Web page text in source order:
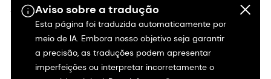
Aviso sobre a tradução
Esta página foi traduzida automaticamente por
meio de IA. Embora nosso objetivo seja garantir
a precisão, as traduções podem apresentar
imperfeições ou interpretar incorretamente o
Shares & ADRs
Informações históricas
Nossa empresa
Por que trabalhar na
dsm-firmenich?
Empregos na dsm-
firmenich